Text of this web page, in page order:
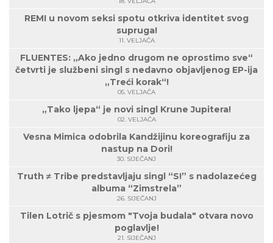
REMI u novom seksi spotu otkriva identitet svog
supruga!
11. VELJAČA
FLUENTES: „Ako jedno drugom ne oprostimo sve“
četvrti je službeni singl s nedavno objavljenog EP-ija
„Treći korak“!
05. VELJAČA
„Tako ljepa“ je novi singl Krune Jupitera!
02. VELJAČA
Vesna Mimica odobrila Kandžijinu koreografiju za
nastup na Dori!
30. SIJEČANJ
Truth ≠ Tribe predstavljaju singl “S!” s nadolazećeg
albuma “Zimstrela”
26. SIJEČANJ
Tilen Lotrič s pjesmom "Tvoja budala" otvara novo
poglavlje!
21. SIJEČANJ